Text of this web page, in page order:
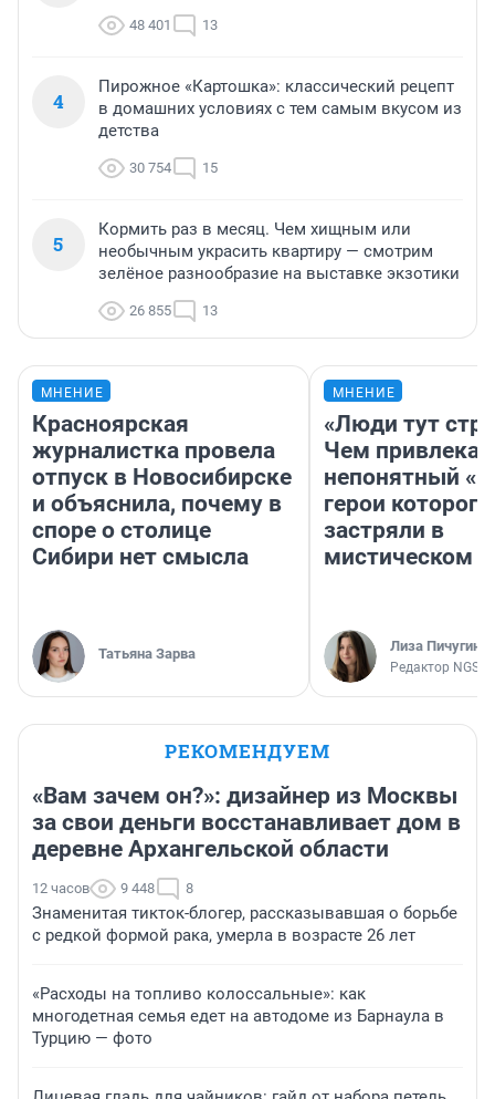
48 401 13
4
Пирожное «Картошка»: классический рецепт
в домашних условиях с тем самым вкусом из
детства
30 754 15
5
Кормить раз в месяц. Чем хищным или
необычным украсить квартиру — смотрим
зелёное разнообразие на выставке экзотики
26 855 13
МНЕНИЕ
Красноярская
журналистка провела
отпуск в Новосибирске
и объяснила, почему в
споре о столице
Сибири нет смысла
Татьяна Зарва
МНЕНИЕ
«Люди тут
Чем
непонятный
герои которого
застряли в
мистическом
Лиза Пичугина
Редактор
РЕКОМЕНДУЕМ
«Вам зачем он?»: дизайнер из Москвы
за свои деньги восстанавливает дом в
деревне Архангельской области
12 часов 9 448 8
Знаменитая тикток-блогер, рассказывавшая о борьбе
с редкой формой рака, умерла в возрасте 26 лет
«Расходы на топливо колоссальные»: как
многодетная семья едет на автодоме из Барнаула в
Турцию — фото